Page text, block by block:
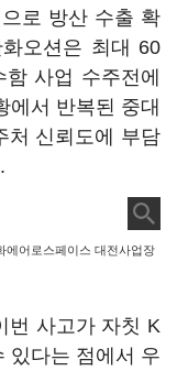
로 방산 수출 확
오션은 최대 60
사업 수주전에
에서 반복된 중대
처 신뢰도에 부담
에어로스페이스 대전사업장
번 사고가 자칫 K
있다는 점에서 우